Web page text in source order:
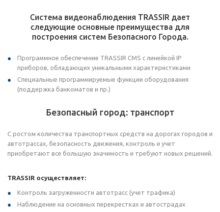
Система видеонаблюдения TRASSIR дает
следующие основные преимущества для
построения систем Безопасного Города.
Программное обеспечение TRASSIR CMS с линейкой IP
приборов, обладающих уникальными характеристиками
Специальные программируемые функции оборудования
(поддержка банкоматов и пр.)
Безопасный город: транспорт
С ростом количества транспортных средств на дорогах городов и
автотрассах, безопасность движения, контроль и учет
приобретают все большую значимость и требуют новых решений.
TRASSIR осуществляет:
Контроль загруженности автотрасс (учет трафика)
Наблюдение на основных перекрестках и автострадах